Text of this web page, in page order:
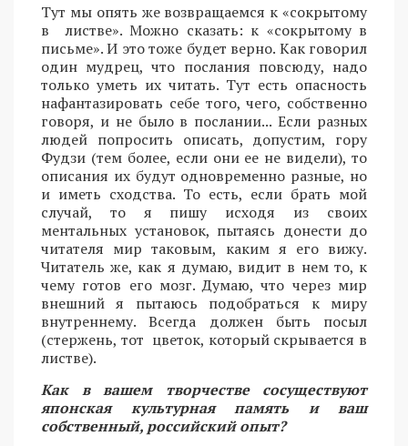
Тут мы опять же возвращаемся к «сокрытому
в листве». Можно сказать: к «сокрытому в
письме». И это тоже будет верно. Как говорил
один мудрец, что послания повсюду, надо
только уметь их читать. Тут есть опасность
нафантазировать себе того, чего, собственно
говоря, и не было в послании... Если разных
людей попросить описать, допустим, гору
Фудзи (тем более, если они ее не видели), то
описания их будут одновременно разные, но
и иметь сходства. То есть, если брать мой
случай, то я пишу исходя из своих
ментальных установок, пытаясь донести до
читателя мир таковым, каким я его вижу.
Читатель же, как я думаю, видит в нем то, к
чему готов его мозг. Думаю, что через мир
внешний я пытаюсь подобраться к миру
внутреннему. Всегда должен быть посыл
(стержень, тот цветок, который скрывается в
листве).
Как в вашем творчестве сосуществуют
японская культурная память и ваш
собственный, российский опыт?